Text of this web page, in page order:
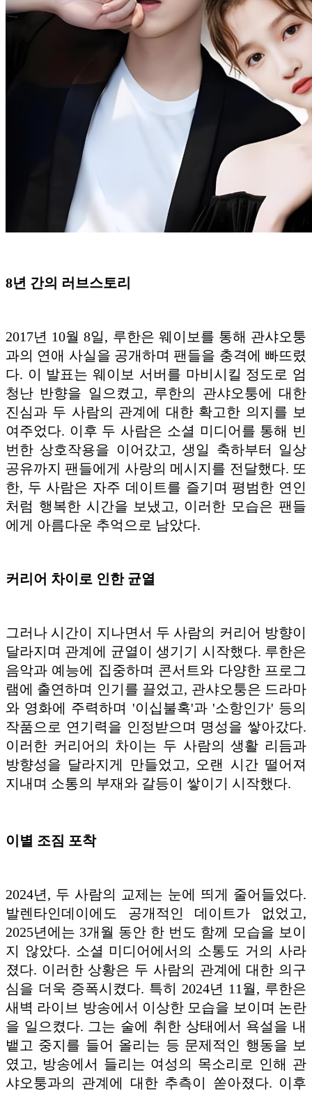
8년 간의 러브스토리
2017년 10월 8일, 루한은 웨이보를 통해 관샤오퉁
과의 연애 사실을 공개하며 팬들을 충격에 빠뜨렸
다. 이 발표는 웨이보 서버를 마비시킬 정도로 엄
청난 반향을 일으켰고, 루한의 관샤오퉁에 대한
진심과 두 사람의 관계에 대한 확고한 의지를 보
여주었다. 이후 두 사람은 소셜 미디어를 통해 빈
번한 상호작용을 이어갔고, 생일 축하부터 일상
공유까지 팬들에게 사랑의 메시지를 전달했다. 또
한, 두 사람은 자주 데이트를 즐기며 평범한 연인
처럼 행복한 시간을 보냈고, 이러한 모습은 팬들
에게 아름다운 추억으로 남았다.
커리어 차이로 인한 균열
그러나 시간이 지나면서 두 사람의 커리어 방향이
달라지며 관계에 균열이 생기기 시작했다. 루한은
음악과 예능에 집중하며 콘서트와 다양한 프로그
램에 출연하며 인기를 끌었고, 관샤오퉁은 드라마
와 영화에 주력하며 '이십불혹'과 '소항인가' 등의
작품으로 연기력을 인정받으며 명성을 쌓아갔다.
이러한 커리어의 차이는 두 사람의 생활 리듬과
방향성을 달라지게 만들었고, 오랜 시간 떨어져
지내며 소통의 부재와 갈등이 쌓이기 시작했다.
이별 조짐 포착
2024년, 두 사람의 교제는 눈에 띄게 줄어들었다.
발렌타인데이에도 공개적인 데이트가 없었고,
2025년에는 3개월 동안 한 번도 함께 모습을 보이
지 않았다. 소셜 미디어에서의 소통도 거의 사라
졌다. 이러한 상황은 두 사람의 관계에 대한 의구
심을 더욱 증폭시켰다. 특히 2024년 11월, 루한은
새벽 라이브 방송에서 이상한 모습을 보이며 논란
을 일으켰다. 그는 술에 취한 상태에서 욕설을 내
뱉고 중지를 들어 올리는 등 문제적인 행동을 보
였고, 방송에서 들리는 여성의 목소리로 인해 관
샤오퉁과의 관계에 대한 추측이 쏟아졌다. 이후